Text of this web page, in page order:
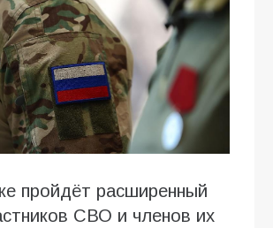
пройдёт расширенный
СВО и членов их